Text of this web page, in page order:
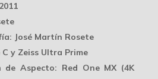
: José Martín Rosete
y Zeiss Ultra Prime
de Aspecto: Red One MX (4K